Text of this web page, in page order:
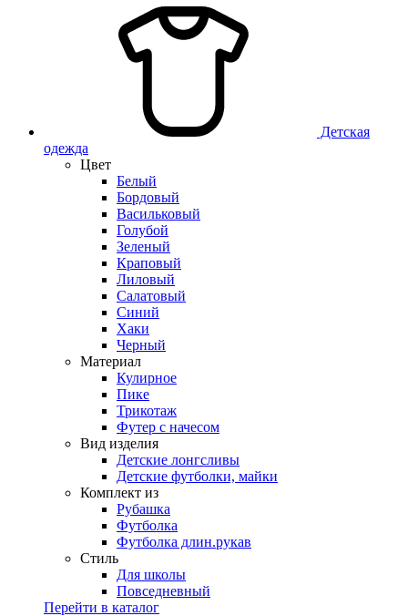
Детская
одежда
Цвет
Белый
Бордовый
Васильковый
Голубой
Зеленый
Краповый
Лиловый
Салатовый
Синий
Хаки
Черный
Материал
Кулирное
Пике
Трикотаж
Футер с начесом
Вид изделия
Детские лонгсливы
Детские футболки, майки
Комплект из
Рубашка
Футболка
Футболка длин.рукав
Стиль
Для школы
Повседневный
Перейти в каталог